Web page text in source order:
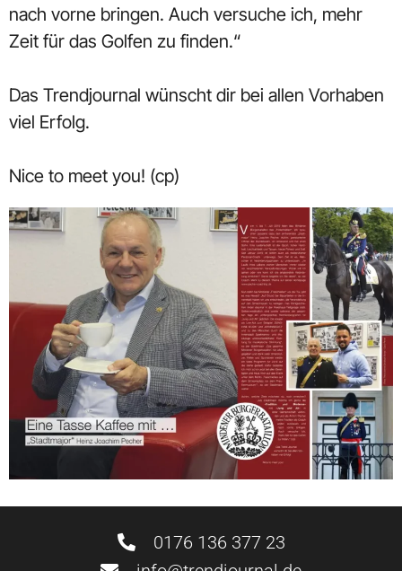
nach vorne bringen. Auch versuche ich, mehr
Zeit für das Golfen zu finden.“
Das Trendjournal wünscht dir bei allen Vorhaben
viel Erfolg.
Nice to meet you! (cp)
0176 136 377 23